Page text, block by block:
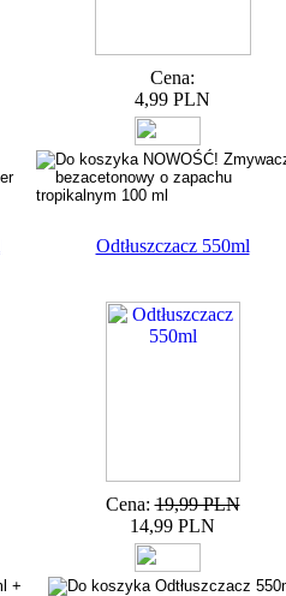
Cena:
4,99 PLN
Odtłuszczacz 550ml
Cena: 19,99 PLN
14,99 PLN